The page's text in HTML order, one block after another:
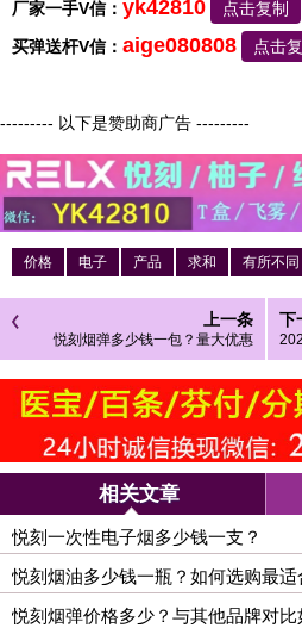
厂家一手V信： yk42810
点击复制
买弹送杆V信： aige080808 点击
--------- 以下是赞助商广告 ---------
价格 电子 产品 求和 有所不同
上一条
悦刻烟弹多少钱一包？量大优惠
吗？
下
相关文章
悦刻一次性电子烟多少钱一支？
悦刻烟油多少钱一瓶？如何选购最适
悦刻烟弹价格多少？与其他品牌对比